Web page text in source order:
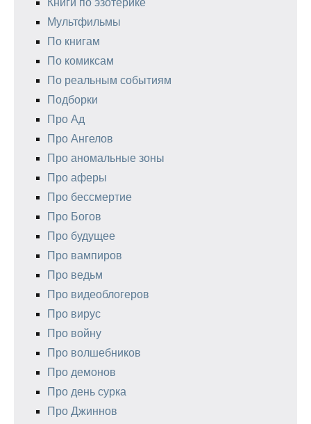
Книги по эзотерике
Мультфильмы
По книгам
По комиксам
По реальным событиям
Подборки
Про Ад
Про Ангелов
Про аномальные зоны
Про аферы
Про бессмертие
Про Богов
Про будущее
Про вампиров
Про ведьм
Про видеоблогеров
Про вирус
Про войну
Про волшебников
Про демонов
Про день сурка
Про Джиннов